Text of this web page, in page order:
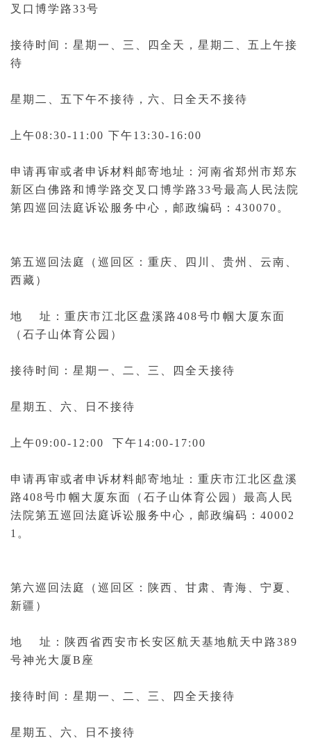
叉口博学路33号
接待时间：星期一、三、四全天，星期二、五上午接
待
星期二、五下午不接待，六、日全天不接待
上午08:30-11:00 下午13:30-16:00
申请再审或者申诉材料邮寄地址：河南省郑州市郑东
新区白佛路和博学路交叉口博学路33号最高人民法院
第四巡回法庭诉讼服务中心，邮政编码：430070。
第五巡回法庭（巡回区：重庆、四川、贵州、云南、
西藏）
地 址：重庆市江北区盘溪路408号巾帼大厦东面
（石子山体育公园）
接待时间：星期一、二、三、四全天接待
星期五、六、日不接待
上午09:00-12:00 下午14:00-17:00
申请再审或者申诉材料邮寄地址：重庆市江北区盘溪
路408号巾帼大厦东面（石子山体育公园）最高人民
法院第五巡回法庭诉讼服务中心，邮政编码：40002
1。
第六巡回法庭（巡回区：陕西、甘肃、青海、宁夏、
新疆）
地 址：陕西省西安市长安区航天基地航天中路389
号神光大厦B座
接待时间：星期一、二、三、四全天接待
星期五、六、日不接待